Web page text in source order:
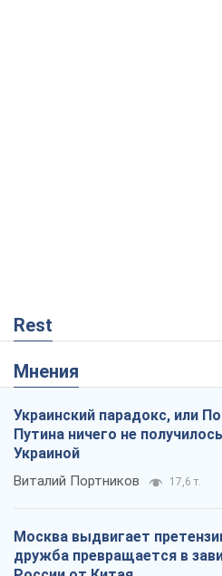
Rest
Мнения
Украинский парадокс, или
Путина ничего не
Украиной
Виталий Портников 17,6 т.
Москва выдвигает
дружба превращается в